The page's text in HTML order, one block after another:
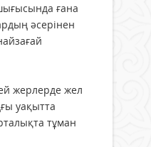
ғана
әсерінен
жерлерде жел
уақытта
тұман